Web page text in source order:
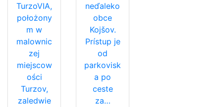
TurzoVIA,
położony
m w
malownic
zej
miejscow
ości
Turzov,
zaledwie
neďaleko
obce
Kojšov.
Prístup je
od
parkovisk
a po
ceste
za…